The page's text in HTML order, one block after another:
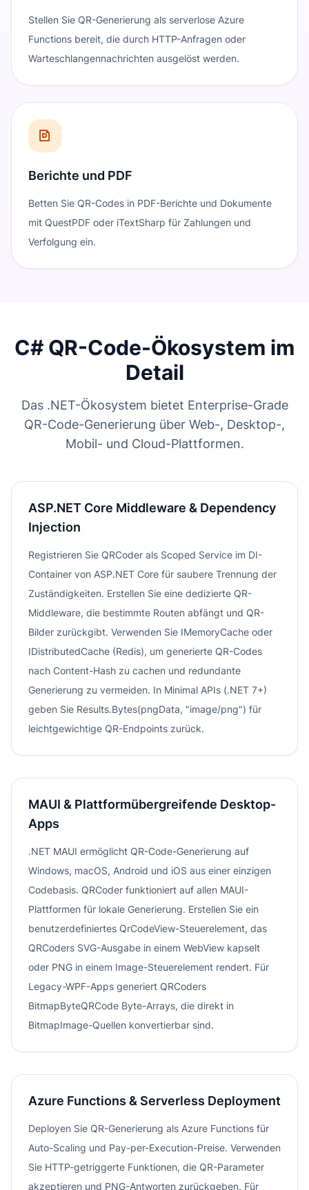
Stellen Sie QR-Generierung als serverlose Azure
Functions bereit, die durch HTTP-Anfragen oder
Warteschlangennachrichten ausgelöst werden.
Berichte und PDF
Betten Sie QR-Codes in PDF-Berichte und Dokumente
mit QuestPDF oder iTextSharp für Zahlungen und
Verfolgung ein.
C# QR-Code-Ökosystem im
Detail
Das .NET-Ökosystem bietet Enterprise-Grade
QR-Code-Generierung über Web-, Desktop-,
Mobil- und Cloud-Plattformen.
ASP.NET Core Middleware & Dependency
Injection
Registrieren Sie QRCoder als Scoped Service im DI-
Container von ASP.NET Core für saubere Trennung der
Zuständigkeiten. Erstellen Sie eine dedizierte QR-
Middleware, die bestimmte Routen abfängt und QR-
Bilder zurückgibt. Verwenden Sie IMemoryCache oder
IDistributedCache (Redis), um generierte QR-Codes
nach Content-Hash zu cachen und redundante
Generierung zu vermeiden. In Minimal APIs (.NET 7+)
geben Sie Results.Bytes(pngData, "image/png") für
leichtgewichtige QR-Endpoints zurück.
MAUI & Plattformübergreifende Desktop-
Apps
.NET MAUI ermöglicht QR-Code-Generierung auf
Windows, macOS, Android und iOS aus einer einzigen
Codebasis. QRCoder funktioniert auf allen MAUI-
Plattformen für lokale Generierung. Erstellen Sie ein
benutzerdefiniertes QrCodeView-Steuerelement, das
QRCoders SVG-Ausgabe in einem WebView kapselt
oder PNG in einem Image-Steuerelement rendert. Für
Legacy-WPF-Apps generiert QRCoders
BitmapByteQRCode Byte-Arrays, die direkt in
BitmapImage-Quellen konvertierbar sind.
Azure Functions & Serverless Deployment
Deployen Sie QR-Generierung als Azure Functions für
Auto-Scaling und Pay-per-Execution-Preise. Verwenden
Sie HTTP-getriggerte Funktionen, die QR-Parameter
akzeptieren und PNG-Antworten zurückgeben. Für